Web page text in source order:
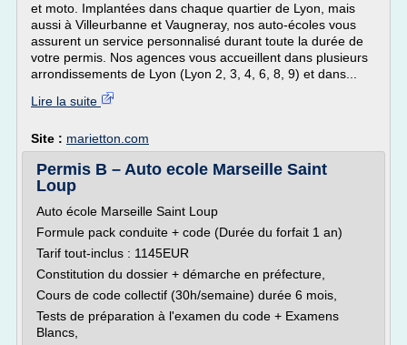
et moto. Implantées dans chaque quartier de Lyon, mais
aussi à Villeurbanne et Vaugneray, nos auto-écoles vous
assurent un service personnalisé durant toute la durée de
votre permis. Nos agences vous accueillent dans plusieurs
arrondissements de Lyon (Lyon 2, 3, 4, 6, 8, 9) et dans...
Lire la suite
Site : marietton.com
Permis B – Auto ecole Marseille Saint
Loup
Auto école Marseille Saint Loup
Formule pack conduite + code (Durée du forfait 1 an)
Tarif tout-inclus : 1145EUR
Constitution du dossier + démarche en préfecture,
Cours de code collectif (30h/semaine) durée 6 mois,
Tests de préparation à l'examen du code + Examens
Blancs,